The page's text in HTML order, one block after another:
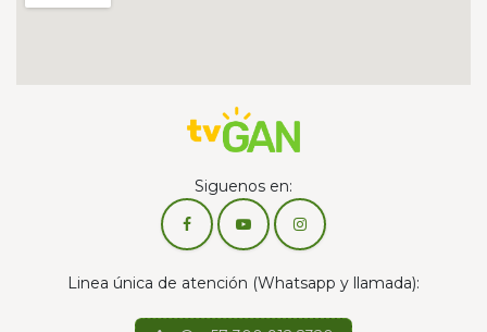
Siguenos en:
Linea única de atención (Whatsapp y llamada):